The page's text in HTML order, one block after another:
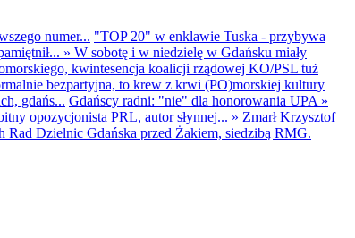
numer... "TOP 20" w enklawie Tuska - przybywa
» W sobotę i w niedzielę w Gdańsku miały
kwintesencja koalicji rządowej KO/PSL tuż
bezpartyjna, to krew z krwi (PO)morskiej kultury
gdańs... Gdańscy radni: "nie" dla honorowania UPA »
opozycjonista PRL, autor słynnej... » Zmarł Krzysztof
Dzielnic Gdańska przed Żakiem, siedzibą RMG.